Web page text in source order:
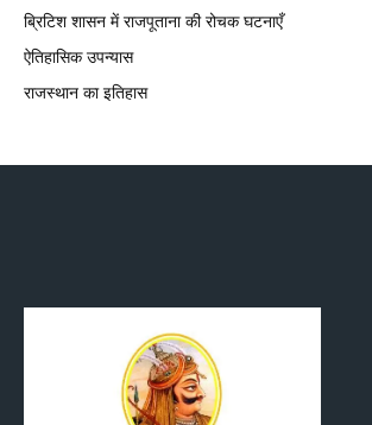
ब्रिटिश शासन में राजपूताना की रोचक घटनाएँ
ऐतिहासिक उपन्यास
राजस्थान का इतिहास